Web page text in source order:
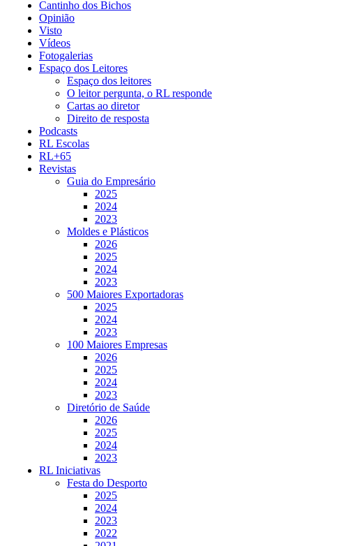
Cantinho dos Bichos
Opinião
Visto
Vídeos
Fotogalerias
Espaço dos Leitores
Espaço dos leitores
O leitor pergunta, o RL responde
Cartas ao diretor
Direito de resposta
Podcasts
RL Escolas
RL+65
Revistas
Guia do Empresário
2025
2024
2023
Moldes e Plásticos
2026
2025
2024
2023
500 Maiores Exportadoras
2025
2024
2023
100 Maiores Empresas
2026
2025
2024
2023
Diretório de Saúde
2026
2025
2024
2023
RL Iniciativas
Festa do Desporto
2025
2024
2023
2022